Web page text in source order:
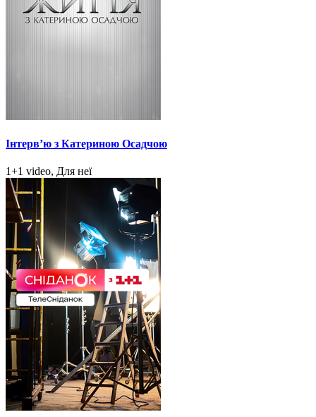
Інтерв’ю з Катериною Осадчою
1+1 video, Для неї